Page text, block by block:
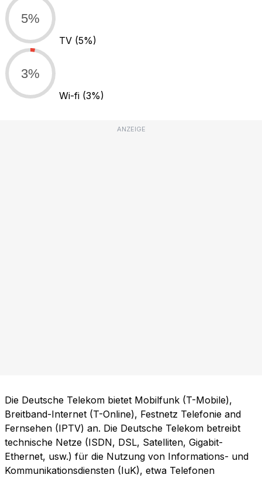
5%
TV (5%)
3%
Wi-fi (3%)
ANZEIGE
Die Deutsche Telekom bietet Mobilfunk (T-Mobile),
Breitband-Internet (T-Online), Festnetz Telefonie and
Fernsehen (IPTV) an. Die Deutsche Telekom betreibt
technische Netze (ISDN, DSL, Satelliten, Gigabit-
Ethernet, usw.) für die Nutzung von Informations- und
Kommunikationsdiensten (IuK), etwa Telefonen